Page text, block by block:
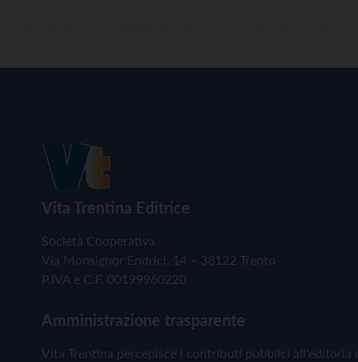
Vita Trentina Editrice
Società Cooperativa
Via Monsignor Endrici, 14 – 38122 Trento
P.IVA e C.F. 00199960220
Amministrazione trasparente
Vita Trentina percepisce i contributi pubblici all'editoria